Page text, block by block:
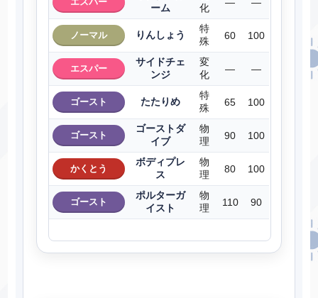
ーム
化
ノーマル りんしょう
特
殊
60 100
エスパー
サイドチェ
ンジ
変
化
― ―
ゴースト たたりめ
特
殊
65 100
ゴースト
ゴーストダ
イブ
物
理
90 100
かくとう
ボディプレ
ス
物
理
80 100
ゴースト
ポルターガ
イスト
物
理
110 90